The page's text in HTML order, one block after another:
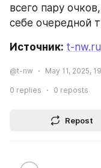
всего пару
себе очередной
Источник: t-nw.ru
@t-nw May 11, 2025,
0 replies 0 reposts
Repost